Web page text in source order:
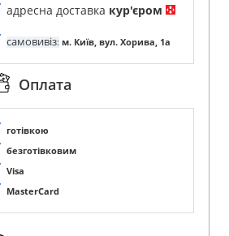
адресна доставка кур'єром
самовивіз: м. Київ, вул. Хорива, 1а
Оплата
готівкою
безготівковим
Visa
MasterCard